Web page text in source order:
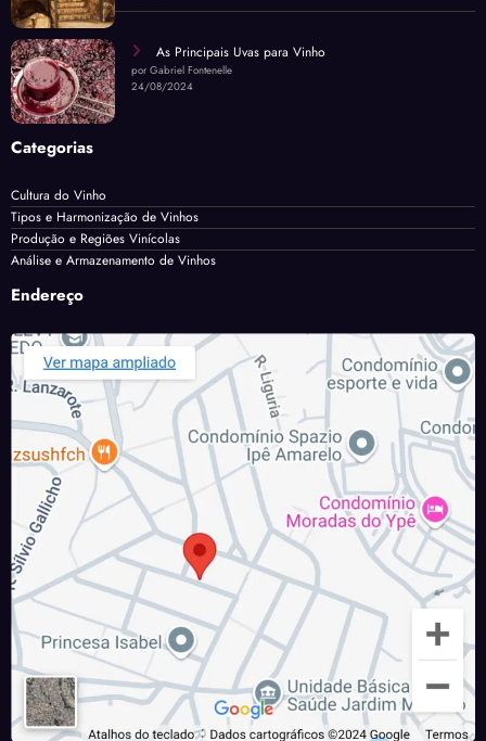
As Principais Uvas para Vinho
por Gabriel Fontenelle
24/08/2024
Categorias
Cultura do Vinho
Tipos e Harmonização de Vinhos
Produção e Regiões Vinícolas
Análise e Armazenamento de Vinhos
Endereço